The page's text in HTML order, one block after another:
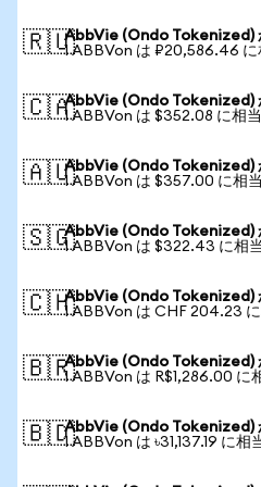
🇷🇺AbbVie (Ondo Tokenized)
1 ABBVon は ₽20,586.46 に
🇨🇦AbbVie (Ondo Tokenized)
1 ABBVon は $352.08 に相当
🇦🇺AbbVie (Ondo Tokenized)
1 ABBVon は $357.00 に相当
🇸🇬AbbVie (Ondo Tokenized)
1 ABBVon は $322.43 に相当
🇨🇭AbbVie (Ondo Tokenized)
1 ABBVon は CHF 204.23
🇧🇷AbbVie (Ondo Tokenized)
1 ABBVon は R$1,286.00 に
🇧🇩AbbVie (Ondo Tokenized)
1 ABBVon は ৳31,137.19 に相